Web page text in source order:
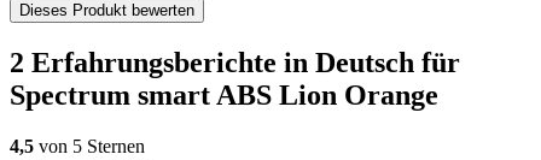
Dieses Produkt bewerten
2 Erfahrungsberichte in Deutsch für
Spectrum smart ABS Lion Orange
4,5 von 5 Sternen